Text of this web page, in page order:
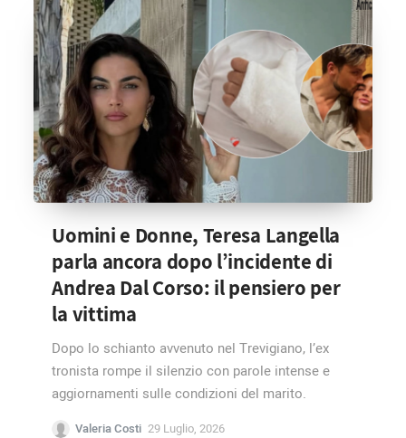
Uomini e Donne, Teresa Langella
parla ancora dopo l’incidente di
Andrea Dal Corso: il pensiero per
la vittima
Dopo lo schianto avvenuto nel Trevigiano, l’ex
tronista rompe il silenzio con parole intense e
aggiornamenti sulle condizioni del marito.
Valeria Costi 29 Luglio, 2026